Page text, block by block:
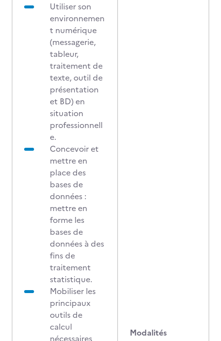
Utiliser son
environnemen
t numérique
(messagerie,
tableur,
traitement de
texte, outil de
présentation
et BD) en
situation
professionnell
e.
Concevoir et
mettre en
place des
bases de
données :
mettre en
forme les
bases de
données à des
fins de
traitement
statistique.
Mobiliser les
principaux
outils de
calcul
nécessaires
Modalités